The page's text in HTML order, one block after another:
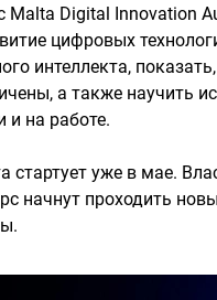
Malta Digital Innovation
цифровых
интеллекта,
а также научить
и на работе.
стартует уже в мае.
начнут проходить